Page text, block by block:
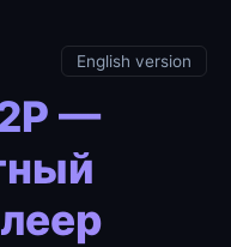
English version
—